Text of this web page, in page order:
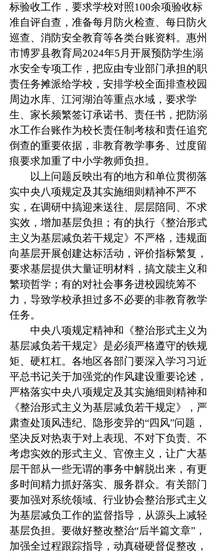
标验收工作，要求学校对照100余项验收标
准自评自查，准备每月防火检查、每日防火
巡查、消防安全教育等各类台账资料。惠州
市博罗县教育局2024年5月开展预防学生溺
水安全专项工作，把应由专业部门承担的职
责任务摊派给学校，安排学校全面排查校园
周边水库、江河湖泊等重点水域，要求学
生、家长频繁签订承诺书、责任书，把防溺
水工作台账作为校长责任制考核和责任追究
倒查的重要依据，非教育教学事务、过度留
痕要求加重了中小学教师负担。
以上问题反映出有的地方和单位贯彻落
实中央八项规定及其实施细则精神不严不
实，在调研中搞迎来送往、层层陪同、不求
实效，增加基层负担；有的执行《整治形式
主义为基层减负若干规定》不严格，违规面
向基层开展创建达标活动，评价指标繁复，
要求基层提供大量证明材料，搞文牍主义和
繁琐哲学；有的对社会事务进校园统筹不
力，导致学校承担过多不必要的非教育教学
任务。
中央八项规定精神和《整治形式主义为
基层减负若干规定》是必须严格遵守的铁规
矩、硬杠杠。各地区各部门要深入学习习近
平总书记关于加强党的作风建设重要论述，
严格落实中央八项规定及其实施细则精神和
《整治形式主义为基层减负若干规定》，严
肃查处顶风违纪、隐形变异的“四风”问题，
坚决反对热衷于对上表现、不对下负责、不
考虑实效的形式主义、官僚主义，让广大基
层干部从一些无谓的事务中解脱出来，有更
多时间精力抓好落实、服务群众。有关部门
要加强对系统领域、行业协会整治形式主义
为基层减负工作的监督指导，从源头上减轻
基层负担。要做好整改整治“后半篇文章”，
加强全过程跟踪指导，动真碰硬督促整改，